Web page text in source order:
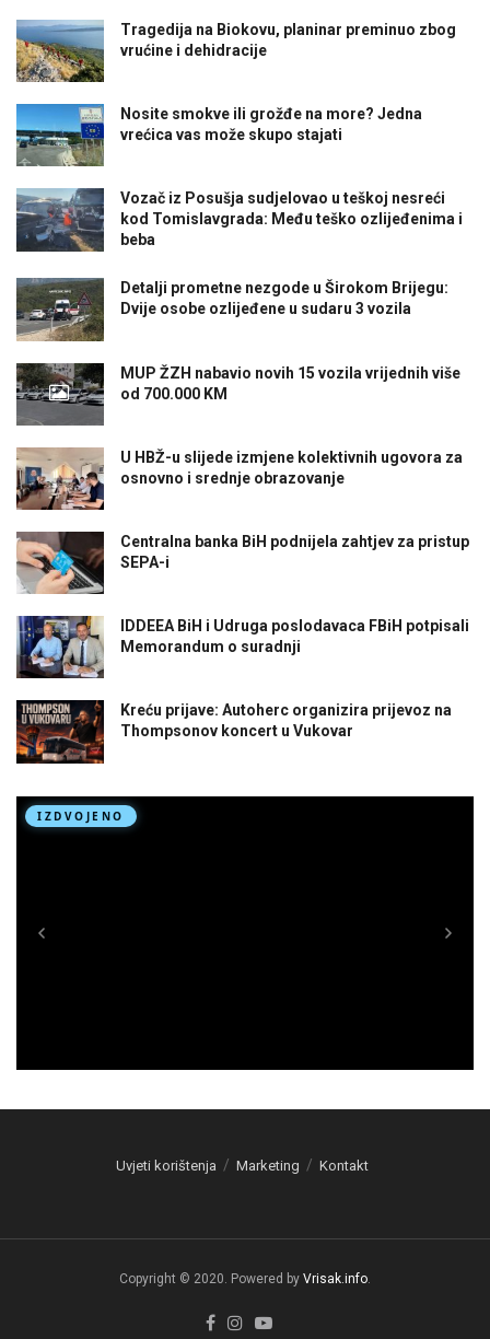
Tragedija na Biokovu, planinar preminuo zbog
vrućine i dehidracije
Nosite smokve ili grožđe na more? Jedna
vrećica vas može skupo stajati
Vozač iz Posušja sudjelovao u teškoj nesreći
kod Tomislavgrada: Među teško ozlijeđenima i
beba
Detalji prometne nezgode u Širokom Brijegu:
Dvije osobe ozlijeđene u sudaru 3 vozila
MUP ŽZH nabavio novih 15 vozila vrijednih više
od 700.000 KM
U HBŽ-u slijede izmjene kolektivnih ugovora za
osnovno i srednje obrazovanje
Centralna banka BiH podnijela zahtjev za pristup
SEPA-i
IDDEEA BiH i Udruga poslodavaca FBiH potpisali
Memorandum o suradnji
Kreću prijave: Autoherc organizira prijevoz na
Thompsonov koncert u Vukovar
Uvjeti korištenja Marketing Kontakt
Copyright © 2020. Powered by Vrisak.info